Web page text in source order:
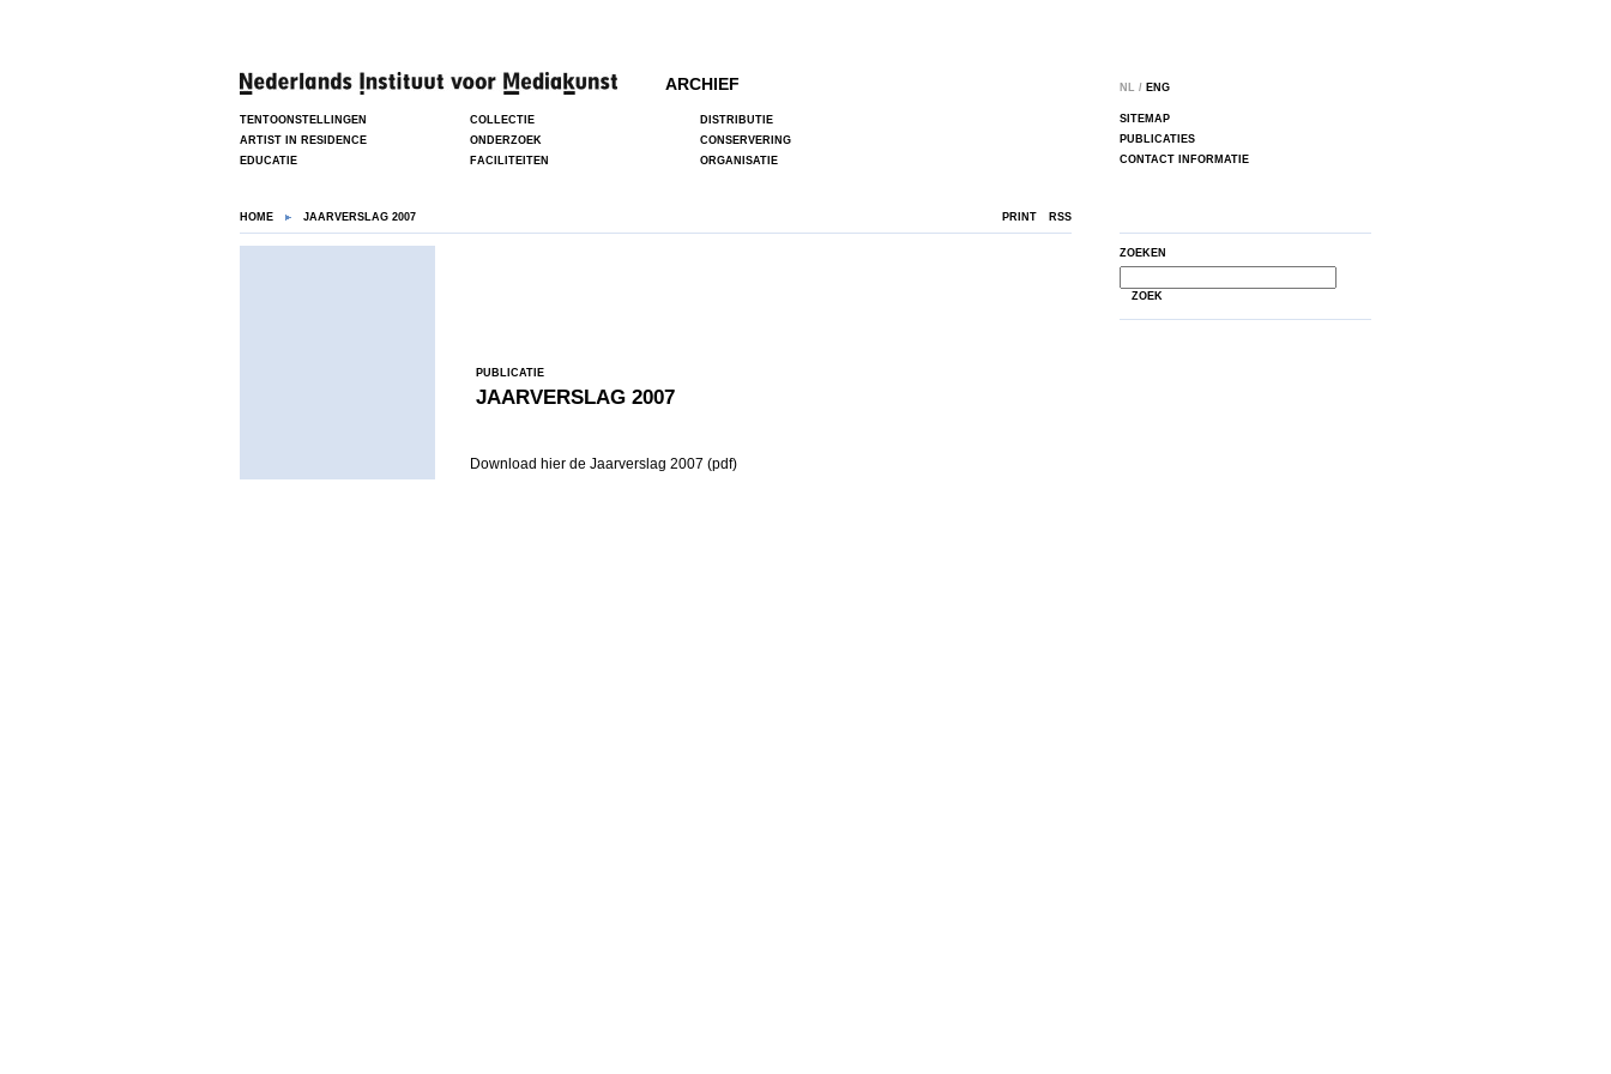
ARCHIEF
TENTOONSTELLINGEN COLLECTIE
DISTRIBUTIE
ARTIST IN RESIDENCE
ONDERZOEK
CONSERVERING
EDUCATIE
FACILITEITEN ORGANISATIE
HOME JAARVERSLAG 2007 PRINT RSS
PUBLICATIE
JAARVERSLAG 2007
Download hier de Jaarverslag 2007 (pdf)
NL / ENG
SITEMAP
PUBLICATIES
CONTACT INFORMATIE
ZOEKEN
ZOEK